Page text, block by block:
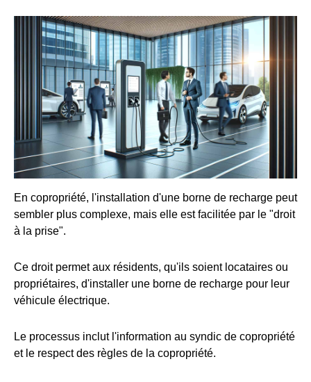
En copropriété, l'installation d'une borne de recharge peut
sembler plus complexe, mais elle est facilitée par le "droit
à la prise".
Ce droit permet aux résidents, qu'ils soient locataires ou
propriétaires, d'installer une borne de recharge pour leur
véhicule électrique.
Le processus inclut l'information au syndic de copropriété
et le respect des règles de la copropriété.